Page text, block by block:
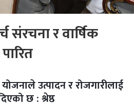
र वार्षिक
उत्पादन र रोजगारीलाई
छ : श्रेष्ठ